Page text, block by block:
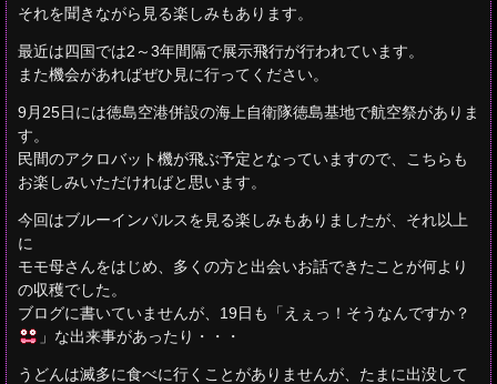
それを聞きながら見る楽しみもあります。
最近は四国では2～3年間隔で展示飛行が行われています。
また機会があればぜひ見に行ってください。
9月25日には徳島空港併設の海上自衛隊徳島基地で航空祭がありま
す。
民間のアクロバット機が飛ぶ予定となっていますので、こちらも
お楽しみいただければと思います。
今回はブルーインパルスを見る楽しみもありましたが、それ以上
に
モモ母さんをはじめ、多くの方と出会いお話できたことが何より
の収穫でした。
ブログに書いていませんが、19日も「えぇっ！そうなんですか？
」な出来事があったり・・・
うどんは滅多に食べに行くことがありませんが、たまに出没して